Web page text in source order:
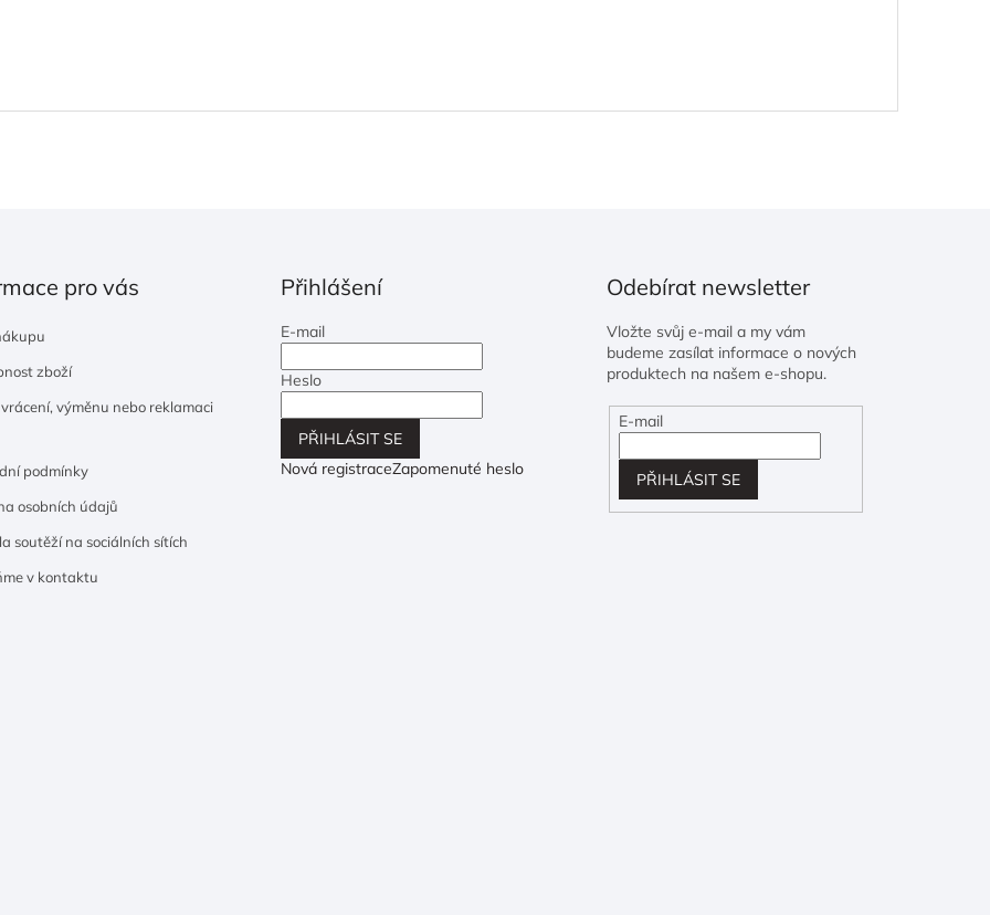
pro vás
zboží
vrácení, výměnu nebo reklamaci
podmínky
osobních údajů
soutěží na sociálních sítích
v kontaktu
Přihlášení
E-mail
Heslo
PŘIHLÁSIT SE
Nová registraceZapomenuté heslo
Odebírat newsletter
Vložte svůj e-mail a my vám
budeme zasílat informace o nových
produktech na našem e-shopu.
E-mail
PŘIHLÁSIT SE